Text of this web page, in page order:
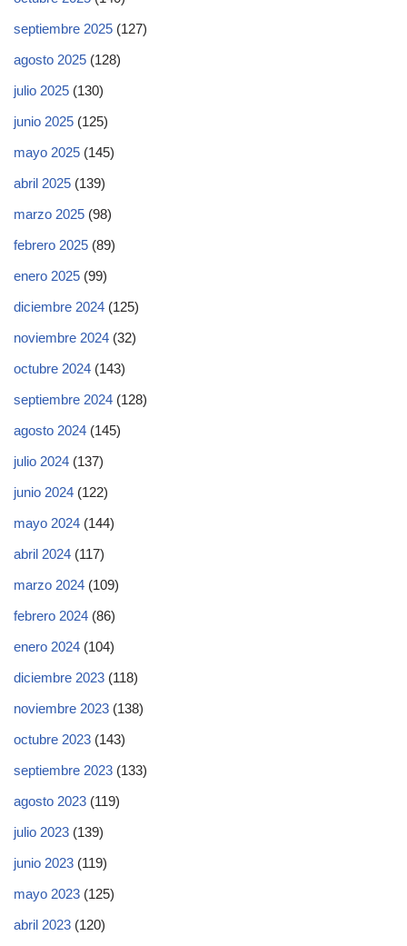
septiembre 2025 (127)
agosto 2025 (128)
julio 2025 (130)
junio 2025 (125)
mayo 2025 (145)
abril 2025 (139)
marzo 2025 (98)
febrero 2025 (89)
enero 2025 (99)
diciembre 2024 (125)
noviembre 2024 (32)
octubre 2024 (143)
septiembre 2024 (128)
agosto 2024 (145)
julio 2024 (137)
junio 2024 (122)
mayo 2024 (144)
abril 2024 (117)
marzo 2024 (109)
febrero 2024 (86)
enero 2024 (104)
diciembre 2023 (118)
noviembre 2023 (138)
octubre 2023 (143)
septiembre 2023 (133)
agosto 2023 (119)
julio 2023 (139)
junio 2023 (119)
mayo 2023 (125)
abril 2023 (120)